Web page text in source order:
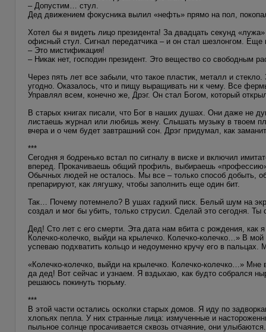
– Допустим… стул.
Дед движением фокусника вылил «нефть» прямо на пол,
Хотел бы я видеть лицо президента! За двадцать секунд
офисный стул. Сигнал передатчика – и он стал шезлонгом.
– Это мистификация!
– Никак нет, господин президент. Это вещество со свободным
Через пять лет все забыли, что такое пластик, металл и
угодно. Оказалось, что и пищу выращивать ни к чему. Все
Управлял всем, конечно же, Дрэг. Он стал Богом, который
В старых книгах писали, что Бог в наших душах. Они даже не
листаешь журнал или любишь жену. Слышать музыку в твоем
вчера и о чем будет завтрашний сон. Дрэг придумал, как
***
Сегодня я бодренько встал по сигналу в виске и включил
вперед. Прокачиваешь общий профиль, выбираешь
Обычных людей не осталось. Мы все – только способ добыть,
препарируют, как лягушку, чтобы заполнить еще один бит.
Так… Почему потемнело? В ушах гадкий писк. Белый шум на
создал и мог бы убить, только струсил. Сделай это сегодня.
Дед! Сто лет с его смерти. Эта дата нам вбита с рождения, как
Колечко-колечко, выйди на крылечко. Колечко-колечко…» В
успеваю подхватить кольцо и недоуменно кручу его в
«Колечко-колечко, выйди на крылечко. Колечко-колечко…»
да дед! Вот сейчас и узнаем. Я вздыхаю, как будто собрался
решаюсь покинуть тюрьму.
***
В этой части остались осколки старых домов. Я иду по
хлопьях пепла. У них странные лица: измученные и
пыльное солнце просачивается сквозь отчаяние, они улыбаются.